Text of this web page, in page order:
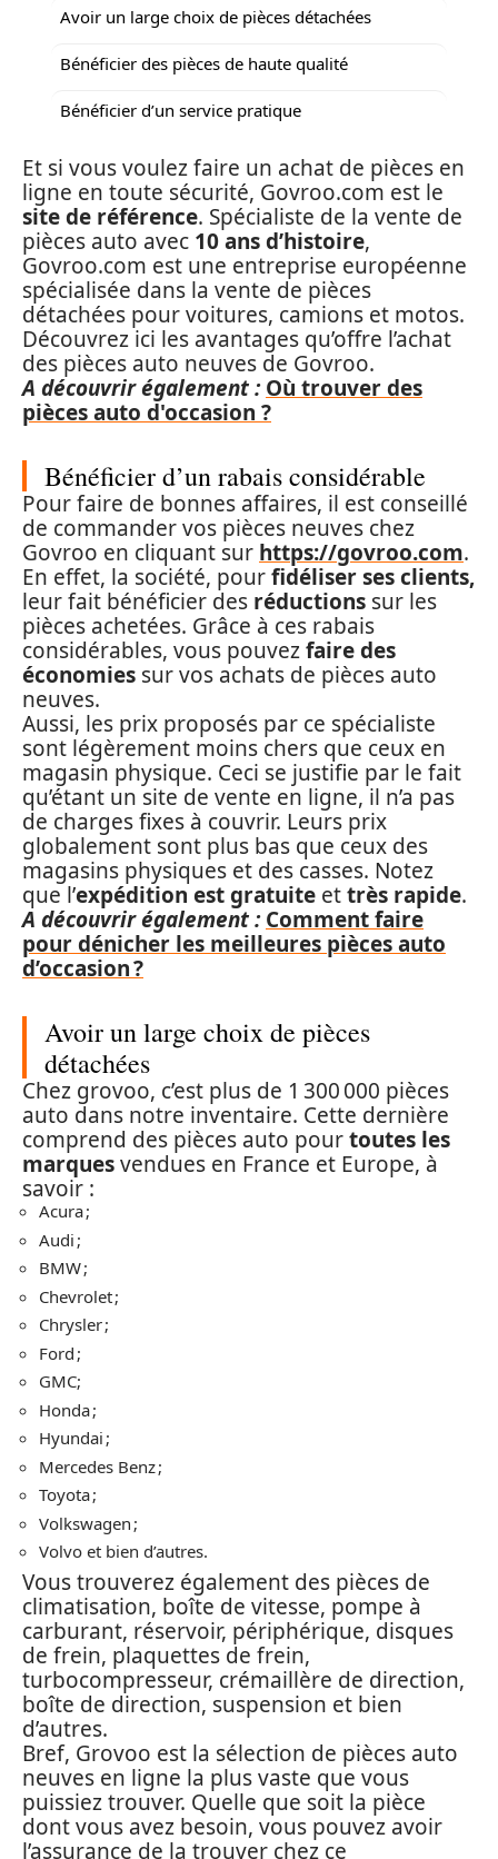
Avoir un large choix de pièces détachées
Bénéficier des pièces de haute qualité
Bénéficier d’un service pratique
Et si vous voulez faire un achat de pièces en
ligne en toute sécurité, Govroo.com est le
site de référence. Spécialiste de la vente de
pièces auto avec 10 ans d’histoire,
Govroo.com est une entreprise européenne
spécialisée dans la vente de pièces
détachées pour voitures, camions et motos.
Découvrez ici les avantages qu’offre l’achat
des pièces auto neuves de Govroo.
A découvrir également : Où trouver des
pièces auto d'occasion ?
Bénéficier d’un rabais considérable
Pour faire de bonnes affaires, il est conseillé
de commander vos pièces neuves chez
Govroo en cliquant sur https://govroo.com.
En effet, la société, pourfidéliser ses clients,
leur fait bénéficier des réductions sur les
pièces achetées. Grâce à ces rabais
considérables, vous pouvezfaire des
économies sur vos achats de pièces auto
neuves.
Aussi, les prix proposés par ce spécialiste
sont légèrement moins chers que ceux en
magasin physique. Ceci se justifie par le fait
qu’étant un site de vente en ligne, il n’a pas
de charges fixes à couvrir. Leurs prix
globalement sont plus bas que ceux des
magasins physiques et des casses. Notez
que l’expédition est gratuite ettrès rapide.
A découvrir également : Comment faire
pour dénicher les meilleures pièces auto
d’occasion ?
Avoir un large choix de pièces
détachées
Chez grovoo, c’est plus de 1 300 000 pièces
auto dans notre inventaire. Cette dernière
comprend des pièces auto pourtoutes les
marquesvendues en France et Europe, à
savoir :
Acura ;
Audi ;
BMW ;
Chevrolet ;
Chrysler ;
Ford ;
GMC;
Honda ;
Hyundai ;
Mercedes Benz ;
Toyota ;
Volkswagen ;
Volvo et bien d’autres.
Vous trouverez également des pièces de
climatisation, boîte de vitesse, pompe à
carburant, réservoir, périphérique, disques
de frein, plaquettes de frein,
turbocompresseur, crémaillère de direction,
boîte de direction, suspension et bien
d’autres.
Bref, Grovoo est la sélection de pièces auto
neuves en ligne la plus vaste que vous
puissiez trouver. Quelle que soit la pièce
dont vous avez besoin, vous pouvez avoir
l’assurance de la trouver chez ce